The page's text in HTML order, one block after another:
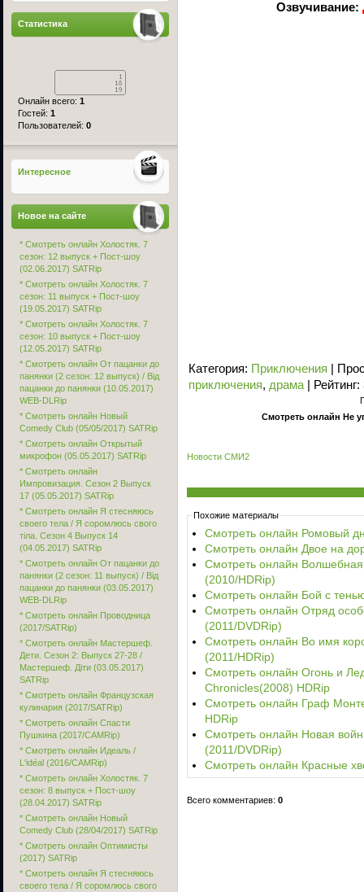
Озвучивание:
Категория: Приключения
приключения, драма Рейтинг:
Смотреть онлайн Не
Новости СМИ2
Похожие материалы
Смотреть онлайн Ромовый
Смотреть онлайн Двое на
Смотреть онлайн
(2010/HDRip)
Смотреть онлайн Бой с
Смотреть онлайн Отряд
(2011/DVDRip)
Смотреть онлайн Во имя
(2011/HDRip)
Смотреть онлайн Огонь и
Chronicles(2008) HDRip
Смотреть онлайн Граф
HDRip
Смотреть онлайн Новая
(2011/DVDRip)
Смотреть онлайн Красные
Всего комментариев: 0
Статистика
Онлайн всего: 1
Гостей: 1
Пользователей: 0
Интересное
Новое на сайте
* Смотреть онлайн Холостяк. 7
сезон: 12 выпуск + Пост-шоу
(02.06.2017) SATRip
* Смотреть онлайн Холостяк. 7
сезон: 11 выпуск + Пост-шоу
(19.05.2017) SATRip
* Смотреть онлайн Холостяк. 7
сезон: 10 выпуск + Пост-шоу
(12.05.2017) SATRip
* Смотреть онлайн От пацанки до
панянки (2 сезон: 12 выпуск) / Від
пацанки до панянки (10.05.2017)
WEB-DLRip
* Смотреть онлайн Новый
Comedy Club (05/05/2017) SATRip
* Смотреть онлайн Открытый
микрофон (05.05.2017) SATRip
* Смотреть онлайн
Импровизация. Сезон 2 Выпуск
17 (05.05.2017) SATRip
* Смотреть онлайн Я стесняюсь
своего тела / Я соромлюсь свого
тіла. Сезон 4 Выпуск 14
(04.05.2017) SATRip
* Смотреть онлайн От пацанки до
панянки (2 сезон: 11 выпуск) / Від
пацанки до панянки (03.05.2017)
WEB-DLRip
* Смотреть онлайн Проводница
(2017/SATRip)
* Смотреть онлайн Мастершеф.
Дети. Сезон 2: Выпуск 27-28 /
Мастершеф. Діти (03.05.2017)
SATRip
* Смотреть онлайн Французская
кулинария (2017/SATRip)
* Смотреть онлайн Спасти
Пушкина (2017/CAMRip)
* Смотреть онлайн Идеаль /
L'idéal (2016/CAMRip)
* Смотреть онлайн Холостяк. 7
сезон: 8 выпуск + Пост-шоу
(28.04.2017) SATRip
* Смотреть онлайн Новый
Comedy Club (28/04/2017) SATRip
* Смотреть онлайн Оптимисты
(2017) SATRip
* Смотреть онлайн Я стесняюсь
своего тела / Я соромлюсь свого